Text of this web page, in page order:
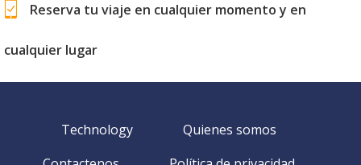
Reserva tu viaje en cualquier momento y en
cualquier lugar
Technology
Quienes somos